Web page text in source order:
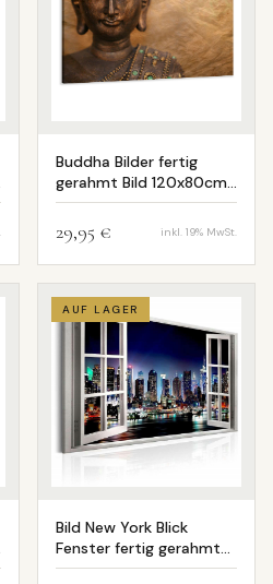
Buddha Bilder fertig
gerahmt Bild 120x80cm
XXL 5041
29,95 € inkl. 19% MwSt.
AUF LAGER
Bild New York Blick
Fenster fertig gerahmt
120x80cm XXL 5003